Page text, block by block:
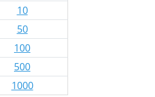
10
50
100
500
1000